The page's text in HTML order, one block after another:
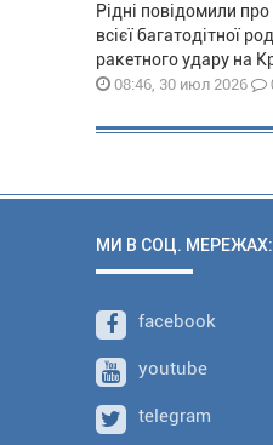
Рідні повідомили
всієї багатодітної
ракетного удару на
08:46, 30 июл 2026
МИ В СОЦ. МЕРЕЖАХ:
facebook
youtube
telegram